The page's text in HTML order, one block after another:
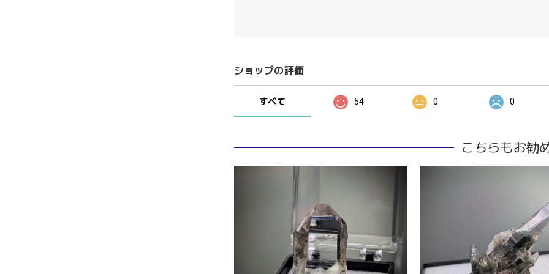
ショップの評価
すべて 54 0 0
こちらもお勧